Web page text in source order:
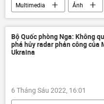
Multimedia Ảnh
Bộ Quốc phòng Nga: Không
phá hủy radar phản công của
Ukraina
6 Tháng Sáu 2022, 16:01